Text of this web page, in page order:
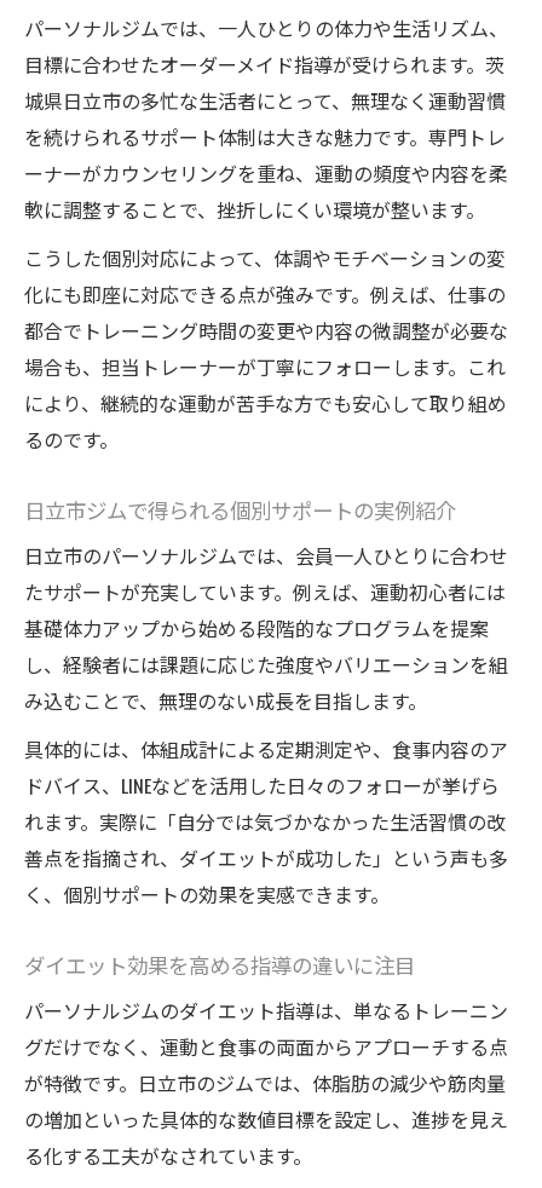
パーソナルジムでは、一人ひとりの体力や生活リズム、
目標に合わせたオーダーメイド指導が受けられます。茨
城県日立市の多忙な生活者にとって、無理なく運動習慣
を続けられるサポート体制は大きな魅力です。専門トレ
ーナーがカウンセリングを重ね、運動の頻度や内容を柔
軟に調整することで、挫折しにくい環境が整います。
こうした個別対応によって、体調やモチベーションの変
化にも即座に対応できる点が強みです。例えば、仕事の
都合でトレーニング時間の変更や内容の微調整が必要な
場合も、担当トレーナーが丁寧にフォローします。これ
により、継続的な運動が苦手な方でも安心して取り組め
るのです。
日立市ジムで得られる個別サポートの実例紹介
日立市のパーソナルジムでは、会員一人ひとりに合わせ
たサポートが充実しています。例えば、運動初心者には
基礎体力アップから始める段階的なプログラムを提案
し、経験者には課題に応じた強度やバリエーションを組
み込むことで、無理のない成長を目指します。
具体的には、体組成計による定期測定や、食事内容のア
ドバイス、LINEなどを活用した日々のフォローが挙げら
れます。実際に「自分では気づかなかった生活習慣の改
善点を指摘され、ダイエットが成功した」という声も多
く、個別サポートの効果を実感できます。
ダイエット効果を高める指導の違いに注目
パーソナルジムのダイエット指導は、単なるトレーニン
グだけでなく、運動と食事の両面からアプローチする点
が特徴です。日立市のジムでは、体脂肪の減少や筋肉量
の増加といった具体的な数値目標を設定し、進捗を見え
る化する工夫がなされています。